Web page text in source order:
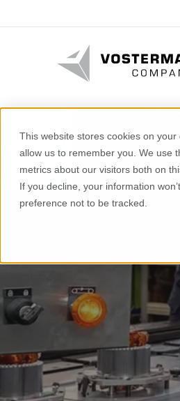
This website stores cookies on
allow us to remember you. We use
metrics about our visitors both on
If you decline, your information
preference not to be tracked.